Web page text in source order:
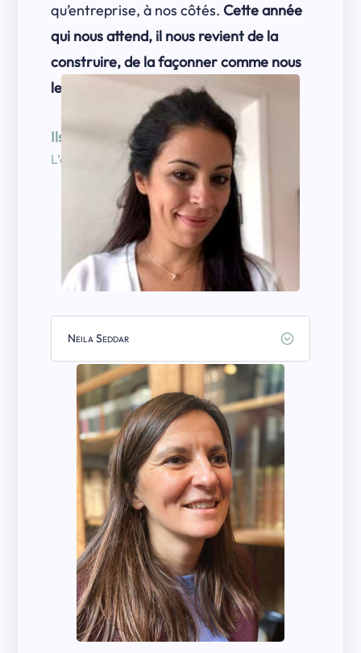
qu’entreprise, à nos côtés. Cette année
qui nous attend, il nous revient de la
construire, de la façonner comme nous
le souhaitons, d’en prendre soin.
Ils font UP Emploi
L’équipe UP for Humanness
Neila Seddar